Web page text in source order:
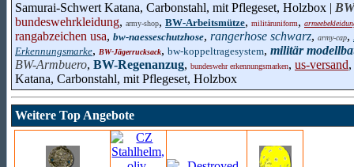
Samurai-Schwert Katana, Carbonstahl, mit Pflegeset, Holzbox |
bundeswehrkleidung, army-shop, BW-Arbeitsmütze, militäruniform,
rangabzeichen usa, bw-naesseschutzhose, rangerhose schwarz, army-cap,
Erkennungsmarke, BW-Jägerrucksack, bw-koppeltragesystem, militär
BW-Armbuero, BW-Regenanzug, bundeswehr erkennungsmarken, us-versand,
Katana, Carbonstahl, mit Pflegeset, Holzbox
Weitere Top Angebote